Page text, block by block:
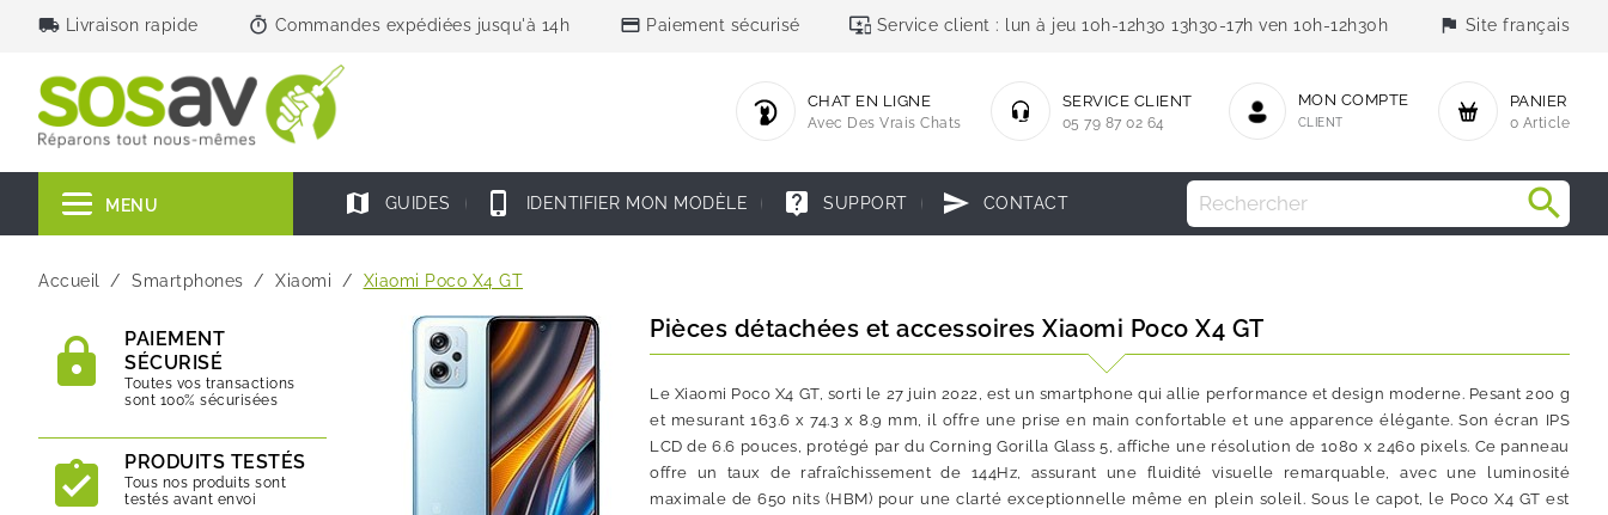
local_shipping Livraison rapide timer Commandes expédiées jusqu'à 14h credit_card Paiement sécurisé important_devices Service client : lun à jeu 10h-12h30 13h30-17h ven 10h-12h30h flag Site français
PANIER
0 Article
MON COMPTE
CLIENT
SERVICE CLIENT
05 79 87 02 64
CHAT EN LIGNE
Avec Des Vrais Chats
MENU map GUIDES phone_iphone IDENTIFIER MON MODÈLE live_help SUPPORT send CONTACT
Accueil Smartphones Xiaomi Xiaomi Poco X4 GT
PAIEMENT
SÉCURISÉ
Toutes vos transactions
sont 100% sécurisées
PRODUITS TESTÉS
Tous nos produits sont
testés avant envoi
Pièces détachées et accessoires Xiaomi Poco X4 GT
Le Xiaomi Poco X4 GT, sorti le 27 juin 2022, est un smartphone qui allie performance et design moderne. Pesant 200 g
et mesurant 163.6 x 74.3 x 8.9 mm, il offre une prise en main confortable et une apparence élégante. Son écran IPS
LCD de 6.6 pouces, protégé par du Corning Gorilla Glass 5, affiche une résolution de 1080 x 2460 pixels. Ce panneau
offre un taux de rafraîchissement de 144Hz, assurant une fluidité visuelle remarquable, avec une luminosité
maximale de 650 nits (HBM) pour une clarté exceptionnelle même en plein soleil. Sous le capot, le Poco X4 GT est